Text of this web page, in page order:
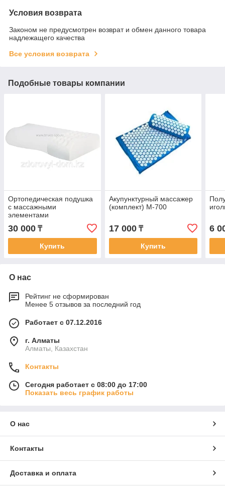
Условия возврата
Законом не предусмотрен возврат и обмен данного товара
надлежащего качества
Все условия возврата
Подобные товары компании
Ортопедическая подушка
с массажными
элементами
30 000 ₸
Купить
Акупунктурный массажер
(комплект) М-700
17 000₸
Купить
6
О нас
Рейтинг не сформирован
Менее 5 отзывов за последний год
Работает с 07.12.2016
г. Алматы
Алматы, Казахстан
Контакты
Сегодня работает с 08:00 до 17:00
Показать весь график работы
О нас
Контакты
Доставка и оплата